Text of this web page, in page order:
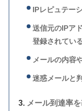
IPレピュテー
送信元のIPア
登録されてい
メールの内容
迷惑メールと
メール到達率